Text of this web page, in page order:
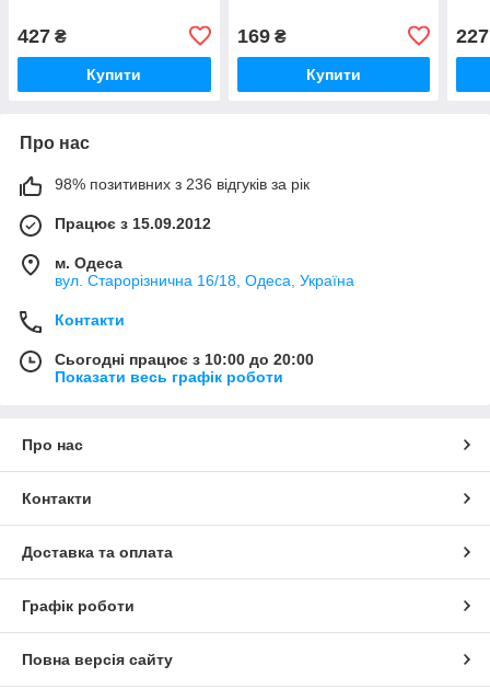
427 ₴
Купити
169₴
Купити
227
Про нас
98% позитивних з 236 відгуків за рік
Працює з 15.09.2012
м. Одеса
вул. Старорізнична 16/18, Одеса, Україна
Контакти
Сьогодні працює з 10:00 до 20:00
Показати весь графік роботи
Про нас
Контакти
Доставка та оплата
Графік роботи
Повна версія сайту